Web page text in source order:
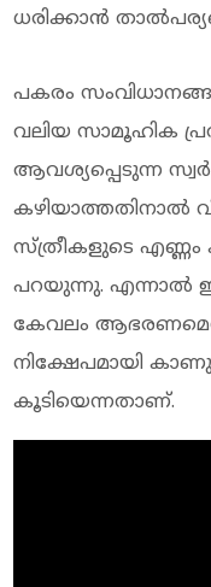
ധരിക്കാന്‍
പകരം
വലിയ സാമൂഹിക
ആവശ്യപ്പെടുന്ന
കഴിയാത്തതിനാല്‍
സ്ത്രീകളുടെ എണ്ണം
പറയുന്നു. എന്നാല്‍
കേവലം
നിക്ഷേപമായി
കൂടിയെന്നതാണ്.